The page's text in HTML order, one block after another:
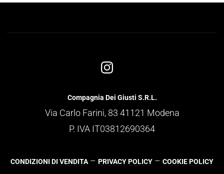
Compagnia Dei Giusti S.R.L.
Via Carlo Farini, 83 41121 Modena
P. IVA IT03812690364
CONDIZIONI DI VENDITA – PRIVACY POLICY – COOKIE POLICY